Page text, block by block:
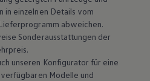
in einzelnen Details vom
abweichen.
Sonderausstattungen der
unseren Konfigurator für eine
Modelle und